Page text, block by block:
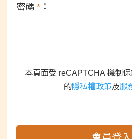
密碼 * ：
本頁面受 reCAPTCHA 機制
的隱私權政策及服